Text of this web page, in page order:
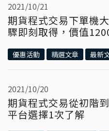
2021/10/21
期貨程式交易下單機
驟即刻取得，價值
優惠活動 精選文章 最新
2021/10/20
期貨程式交易從初階
平台選擇1次了解